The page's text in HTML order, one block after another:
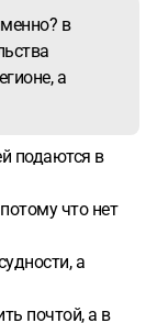
в
а
подаются в
что нет
а
почтой, а в